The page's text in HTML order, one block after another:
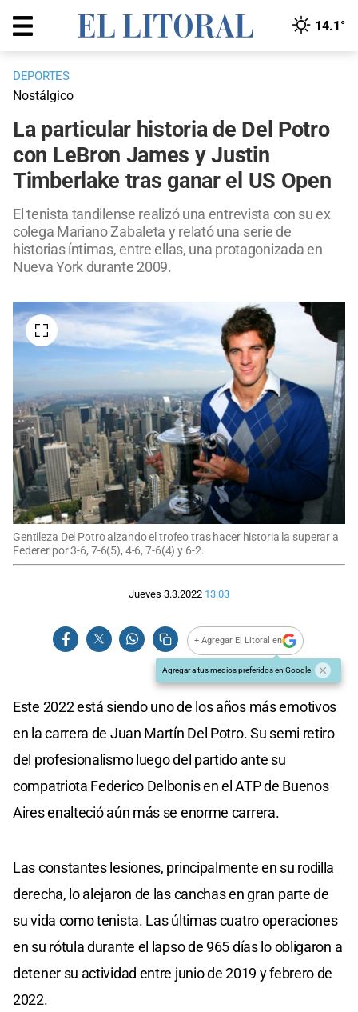
14.1°
DEPORTES
Nostálgico
La particular historia de Del Potro
con LeBron James y Justin
Timberlake tras ganar el US Open
El tenista tandilense realizó una entrevista con su ex
colega Mariano Zabaleta y relató una serie de
historias íntimas, entre ellas, una protagonizada en
Nueva York durante 2009.
Gentileza Del Potro alzando el trofeo tras hacer historia la superar a
Federer por 3-6, 7-6(5), 4-6, 7-6(4) y 6-2.
Jueves 3.3.2022 13:03
+ Agregar El Litoral en
Agregar a tus medios preferidos en Google
Este 2022 está siendo uno de los años más emotivos
en la carrera de Juan Martín Del Potro. Su semi retiro
del profesionalismo luego del partido ante su
compatriota Federico Delbonis en el ATP de Buenos
Aires enalteció aún más se enorme carrera.
Las constantes lesiones, principalmente en su rodilla
derecha, lo alejaron de las canchas en gran parte de
su vida como tenista. Las últimas cuatro operaciones
en su rótula durante el lapso de 965 días lo obligaron a
detener su actividad entre junio de 2019 y febrero de
2022.